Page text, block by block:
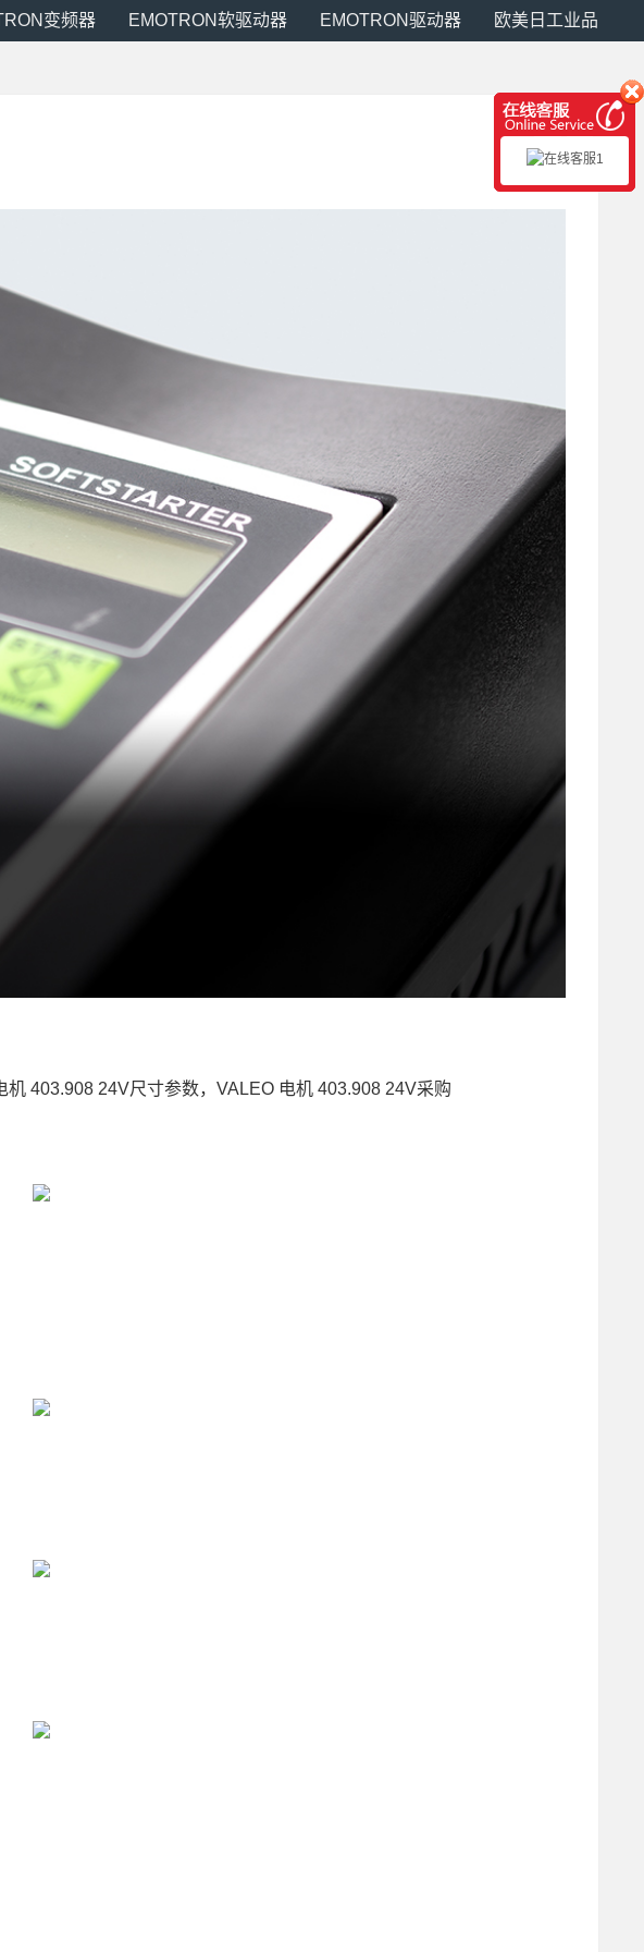
变频器 EMOTRON软驱动器 EMOTRON驱动器 欧美日工业品
403.908 24V尺寸参数，VALEO 电机 403.908 24V采购